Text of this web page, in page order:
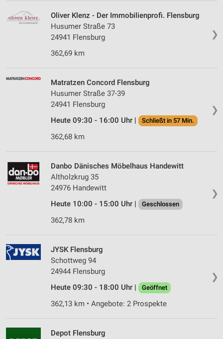
❯
Oliver Klenz - Der Immobilienprofi. Flensburg
Husumer Straße 73
24941 Flensburg
362,69 km
❯
Matratzen Concord Flensburg
Husumer Straße 37-39
24941 Flensburg
Heute 09:30 - 16:00 Uhr |
Schließt in 57 Min.
362,68 km
❯
Danbo Dänisches Möbelhaus Handewitt
Altholzkrug 35
24976 Handewitt
Heute 10:00 - 15:00 Uhr |
Geschlossen
362,78 km
❯
JYSK Flensburg
Schottweg 94
24944 Flensburg
Heute 09:30 - 18:00 Uhr |
Geöffnet
362,13 km • Angebote: 2 Prospekte
Depot Flensburg